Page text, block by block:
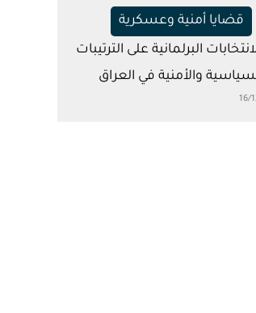
قضايا أمنية وعسكرية
البرلمانية على الترتيبات
والأمنية في العراق
16/